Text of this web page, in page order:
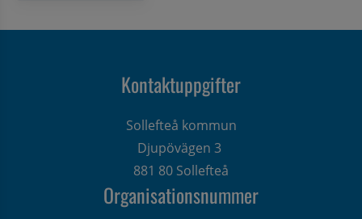
Kontaktuppgifter
Sollefteå kommun
Djupövägen 3
881 80 Sollefteå
Organisationsnummer